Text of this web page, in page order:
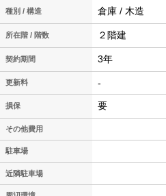
種別 / 構造 倉庫 / 木造
所在階 / 階数 ２階建
契約期間 3年
更新料 -
損保 要
その他費用
駐車場
近隣駐車場